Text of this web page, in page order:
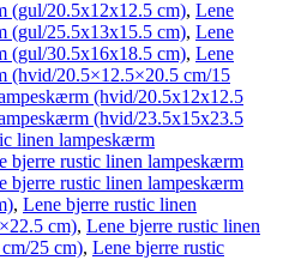
(gul/20.5x12x12.5 cm), Lene
(gul/25.5x13x15.5 cm), Lene
(gul/30.5x16x18.5 cm), Lene
(hvid/20.5×12.5×20.5 cm/15
(hvid/20.5x12x12.5
(hvid/23.5x15x23.5
linen lampeskærm
bjerre rustic linen lampeskærm
bjerre rustic linen lampeskærm
, Lene bjerre rustic linen
cm), Lene bjerre rustic linen
25 cm), Lene bjerre rustic